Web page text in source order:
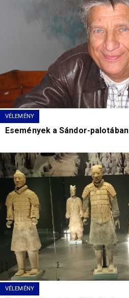
VÉLEMÉNY
Események a Sándor-palotában
VÉLEMÉNY